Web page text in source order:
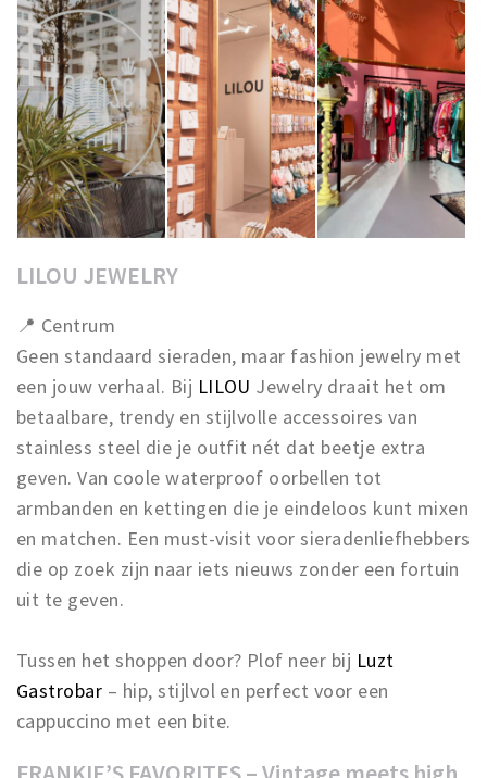
LILOU JEWELRY
📍 Centrum
Geen standaard sieraden, maar fashion jewelry met
een jouw verhaal. Bij LILOU Jewelry draait het om
betaalbare, trendy en stijlvolle accessoires van
stainless steel die je outfit nét dat beetje extra
geven. Van coole waterproof oorbellen tot
armbanden en kettingen die je eindeloos kunt mixen
en matchen. Een must-visit voor sieradenliefhebbers
die op zoek zijn naar iets nieuws zonder een fortuin
uit te geven.
Tussen het shoppen door? Plof neer bij Luzt
Gastrobar – hip, stijlvol en perfect voor een
cappuccino met een bite.